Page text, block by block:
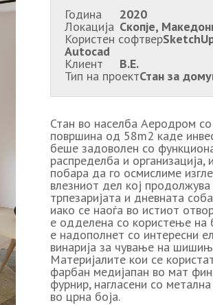
Година 2020
Локација Скопје,
Користен софтвер
Autocad
Клиент В.Е.
Тип на проектСтан за
Стан во населба Аеродром со
површина од 58m2 каде
беше задоволен со
распределба и организација,
побара да го осмислиме
влезниот дел кој продолжува
трпезаријата и дневната
иако се наоѓа во истиот
е одделена со користење на
е надополнет со интересни
винарија за чување на
Материјалите кои се
фарбан медијапан во мат
фурнир, нагласени со метална
во црна боја.